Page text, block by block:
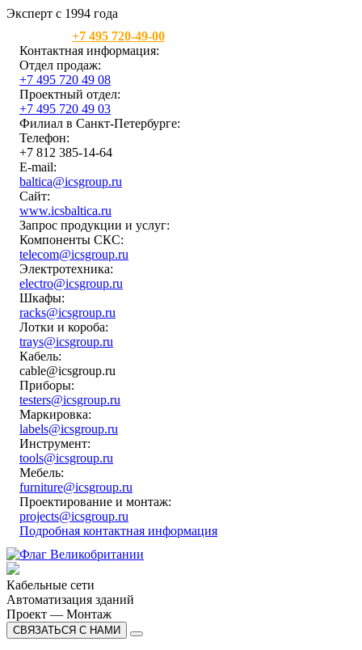
Эксперт с 1994 года
+7 495 720-49-00
Контактная информация:
Отдел продаж:
+7 495 720 49 08
Проектный отдел:
+7 495 720 49 03
Филиал в Санкт-Петербурге:
Телефон:
+7 812 385-14-64
E-mail:
baltica@icsgroup.ru
Сайт:
www.icsbaltica.ru
Запрос продукции и услуг:
Компоненты СКС:
telecom@icsgroup.ru
Электротехника:
electro@icsgroup.ru
Шкафы:
racks@icsgroup.ru
Лотки и короба:
trays@icsgroup.ru
Кабель:
cable@icsgroup.ru
Приборы:
testers@icsgroup.ru
Маркировка:
labels@icsgroup.ru
Инструмент:
tools@icsgroup.ru
Мебель:
furniture@icsgroup.ru
Проектирование и монтаж:
projects@icsgroup.ru
Подробная контактная информация
Кабельные сети
Автоматизация зданий
Проект — Монтаж
СВЯЗАТЬСЯ С НАМИ